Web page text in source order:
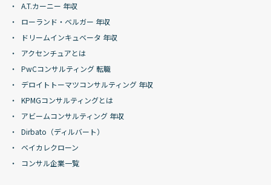
A.T.カーニー 年収
ローランド・ベルガー 年収
ドリームインキュベータ 年収
アクセンチュアとは
PwCコンサルティング 転職
デロイトトーマツコンサルティング 年収
KPMGコンサルティングとは
アビームコンサルティング 年収
Dirbato（ディルバート）
ベイカレクローン
コンサル企業一覧